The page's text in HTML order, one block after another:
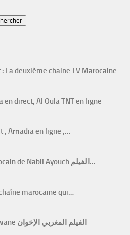
La deuxième chaine TV Marocaine
en direct, Al Oula TNT en ligne
, Arriadia en ligne ,…
Zin Li Fik Le film Marocain de Nabil Ayouch الفيلم…
marocaine qui…
Film marocain Al Ikhwane الفيلم المغربي الإخوان